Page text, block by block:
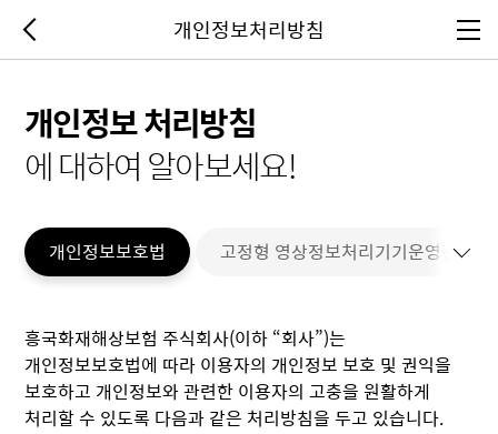
개인정보처리방침
개인정보 처리방침
에 대하여 알아보세요!
개인정보보호법 고정형 영상정보처리기기운영관리방
흥국화재해상보험 주식회사(이하 “회사”)는
개인정보보호법에 따라 이용자의 개인정보 보호 및 권익을
보호하고 개인정보와 관련한 이용자의 고충을 원활하게
처리할 수 있도록 다음과 같은 처리방침을 두고 있습니다.